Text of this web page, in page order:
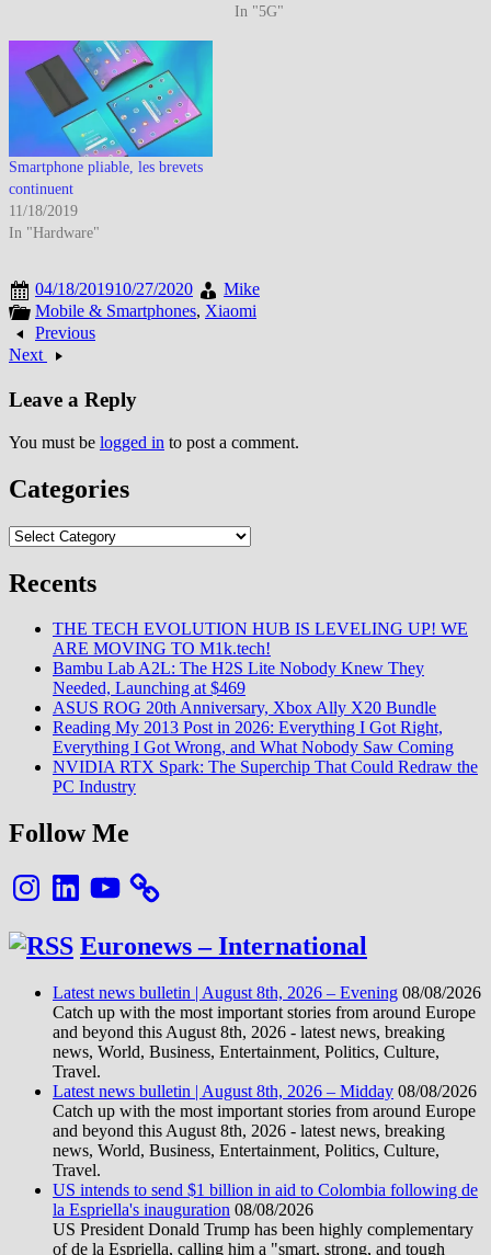
continue…
In "5G"
Smartphone pliable, les brevets
continuent
11/18/2019
In "Hardware"
04/18/201910/27/2020
Mike
Mobile & Smartphones, Xiaomi
Previous
Next
Leave a Reply
You must be logged in to post a comment.
Categories
Categories
Recents
THE TECH EVOLUTION HUB IS LEVELING UP! WE
ARE MOVING TO M1k.tech!
Bambu Lab A2L: The H2S Lite Nobody Knew They
Needed, Launching at $469
ASUS ROG 20th Anniversary, Xbox Ally X20 Bundle
Reading My 2013 Post in 2026: Everything I Got Right,
Everything I Got Wrong, and What Nobody Saw Coming
NVIDIA RTX Spark: The Superchip That Could Redraw the
PC Industry
Follow Me
InstagramLinkedInYouTube
Euronews – International
Latest news bulletin | August 8th, 2026 – Evening 08/08/2026
Catch up with the most important stories from around Europe
and beyond this August 8th, 2026 - latest news, breaking
news, World, Business, Entertainment, Politics, Culture,
Travel.
Latest news bulletin | August 8th, 2026 – Midday 08/08/2026
Catch up with the most important stories from around Europe
and beyond this August 8th, 2026 - latest news, breaking
news, World, Business, Entertainment, Politics, Culture,
Travel.
US intends to send $1 billion in aid to Colombia following de
la Espriella's inauguration 08/08/2026
US President Donald Trump has been highly complementary
of de la Espriella, calling him a "smart, strong, and tough